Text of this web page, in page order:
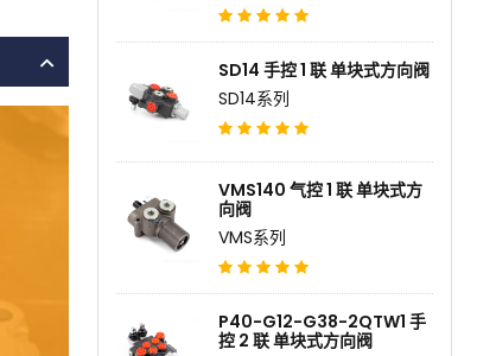
SD14 手控 1 联 单块式方向阀
SD14系列
VMS140 气控 1 联 单块式方
向阀
VMS系列
P40-G12-G38-2QTW1 手
控 2 联 单块式方向阀